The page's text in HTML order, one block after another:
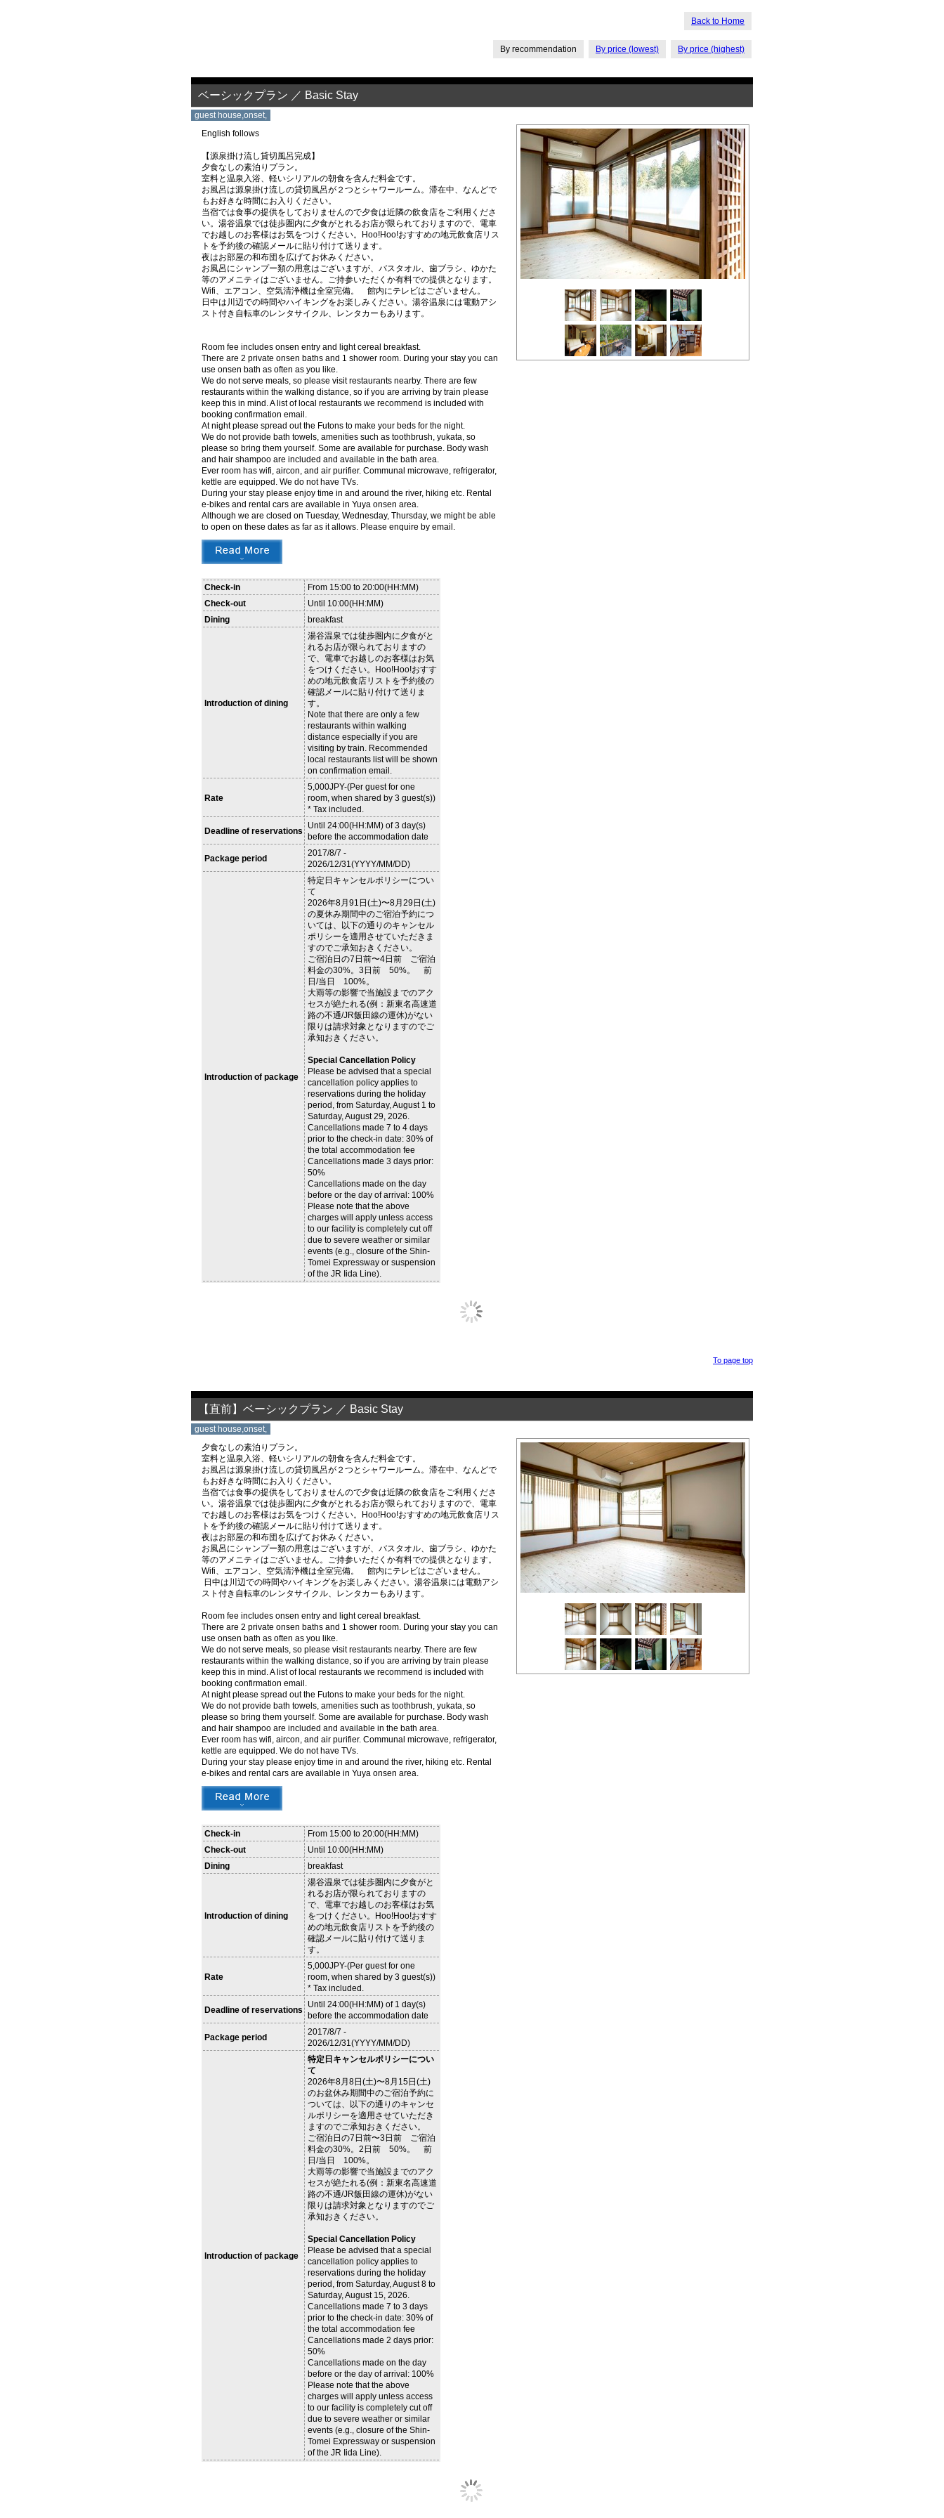
Back to Home
By price (highest)
By price (lowest)
By recommendation
ベーシックプラン ／ Basic Stay
guest house,onset,
English follows
【源泉掛け流し貸切風呂完成】
夕食なしの素泊りプラン。
室料と温泉入浴、軽いシリアルの朝食を含んだ料金です。
お風呂は源泉掛け流しの貸切風呂が２つとシャワールーム。滞在中、なんどで
もお好きな時間にお入りください。
当宿では食事の提供をしておりませんので夕食は近隣の飲食店をご利用くださ
い。湯谷温泉では徒歩圏内に夕食がとれるお店が限られておりますので、電車
でお越しのお客様はお気をつけください。Hoo!Hoo!おすすめの地元飲食店リス
トを予約後の確認メールに貼り付けて送ります。
夜はお部屋の和布団を広げてお休みください。
お風呂にシャンプー類の用意はございますが、バスタオル、歯ブラシ、ゆかた
等のアメニティはございません。ご持参いただくか有料での提供となります。
Wifi、エアコン、空気清浄機は全室完備。 館内にテレビはございません。
日中は川辺での時間やハイキングをお楽しみください。湯谷温泉には電動アシ
スト付き自転車のレンタサイクル、レンタカーもあります。
Room fee includes onsen entry and light cereal breakfast.
There are 2 private onsen baths and 1 shower room. During your stay you can
use onsen bath as often as you like.
We do not serve meals, so please visit restaurants nearby. There are few
restaurants within the walking distance, so if you are arriving by train please
keep this in mind. A list of local restaurants we recommend is included with
booking confirmation email.
At night please spread out the Futons to make your beds for the night.
We do not provide bath towels, amenities such as toothbrush, yukata, so
please so bring them yourself. Some are available for purchase. Body wash
and hair shampoo are included and available in the bath area.
Ever room has wifi, aircon, and air purifier. Communal microwave, refrigerator,
kettle are equipped. We do not have TVs.
During your stay please enjoy time in and around the river, hiking etc. Rental
e-bikes and rental cars are available in Yuya onsen area.
Although we are closed on Tuesday, Wednesday, Thursday, we might be able
to open on these dates as far as it allows. Please enquire by email.
Check-in
From 15:00 to 20:00(HH:MM)
Check-out
Until 10:00(HH:MM)
Dining
breakfast
Introduction of dining
湯谷温泉では徒歩圏内に夕食がと
れるお店が限られておりますの
で、電車でお越しのお客様はお気
をつけください。Hoo!Hoo!おすす
めの地元飲食店リストを予約後の
確認メールに貼り付けて送りま
す。
Note that there are only a few
restaurants within walking
distance especially if you are
visiting by train. Recommended
local restaurants list will be shown
on confirmation email.
Rate
5,000JPY-(Per guest for one
room, when shared by 3 guest(s))
* Tax included.
Deadline of reservations
Until 24:00(HH:MM) of 3 day(s)
before the accommodation date
Package period
2017/8/7 -
2026/12/31(YYYY/MM/DD)
Introduction of package
特定日キャンセルポリシーについ
て
2026年8月91日(土)〜8月29日(土)
の夏休み期間中のご宿泊予約につ
いては、以下の通りのキャンセル
ポリシーを適用させていただきま
すのでご承知おきください。
ご宿泊日の7日前〜4日前 ご宿泊
料金の30%。3日前 50%。 前
日/当日 100%。
大雨等の影響で当施設までのアク
セスが絶たれる(例：新東名高速道
路の不通/JR飯田線の運休)がない
限りは請求対象となりますのでご
承知おきください。
Special Cancellation Policy
Please be advised that a special
cancellation policy applies to
reservations during the holiday
period, from Saturday, August 1 to
Saturday, August 29, 2026.
Cancellations made 7 to 4 days
prior to the check-in date: 30% of
the total accommodation fee
Cancellations made 3 days prior:
50%
Cancellations made on the day
before or the day of arrival: 100%
Please note that the above
charges will apply unless access
to our facility is completely cut off
due to severe weather or similar
events (e.g., closure of the Shin-
Tomei Expressway or suspension
of the JR Iida Line).
To page top
【直前】ベーシックプラン ／ Basic Stay
guest house,onset,
夕食なしの素泊りプラン。
室料と温泉入浴、軽いシリアルの朝食を含んだ料金です。
お風呂は源泉掛け流しの貸切風呂が２つとシャワールーム。滞在中、なんどで
もお好きな時間にお入りください。
当宿では食事の提供をしておりませんので夕食は近隣の飲食店をご利用くださ
い。湯谷温泉では徒歩圏内に夕食がとれるお店が限られておりますので、電車
でお越しのお客様はお気をつけください。Hoo!Hoo!おすすめの地元飲食店リス
トを予約後の確認メールに貼り付けて送ります。
夜はお部屋の和布団を広げてお休みください。
お風呂にシャンプー類の用意はございますが、バスタオル、歯ブラシ、ゆかた
等のアメニティはございません。ご持参いただくか有料での提供となります。
Wifi、エアコン、空気清浄機は全室完備。 館内にテレビはございません。
日中は川辺での時間やハイキングをお楽しみください。湯谷温泉には電動アシ
スト付き自転車のレンタサイクル、レンタカーもあります。
Room fee includes onsen entry and light cereal breakfast.
There are 2 private onsen baths and 1 shower room. During your stay you can
use onsen bath as often as you like.
We do not serve meals, so please visit restaurants nearby. There are few
restaurants within the walking distance, so if you are arriving by train please
keep this in mind. A list of local restaurants we recommend is included with
booking confirmation email.
At night please spread out the Futons to make your beds for the night.
We do not provide bath towels, amenities such as toothbrush, yukata, so
please so bring them yourself. Some are available for purchase. Body wash
and hair shampoo are included and available in the bath area.
Ever room has wifi, aircon, and air purifier. Communal microwave, refrigerator,
kettle are equipped. We do not have TVs.
During your stay please enjoy time in and around the river, hiking etc. Rental
e-bikes and rental cars are available in Yuya onsen area.
Check-in
From 15:00 to 20:00(HH:MM)
Check-out
Until 10:00(HH:MM)
Dining
breakfast
Introduction of dining
湯谷温泉では徒歩圏内に夕食がと
れるお店が限られておりますの
で、電車でお越しのお客様はお気
をつけください。Hoo!Hoo!おすす
めの地元飲食店リストを予約後の
確認メールに貼り付けて送りま
す。
Rate
5,000JPY-(Per guest for one
room, when shared by 3 guest(s))
* Tax included.
Deadline of reservations
Until 24:00(HH:MM) of 1 day(s)
before the accommodation date
Package period
2017/8/7 -
2026/12/31(YYYY/MM/DD)
Introduction of package
特定日キャンセルポリシーについ
て
2026年8月8日(土)〜8月15日(土)
のお盆休み期間中のご宿泊予約に
ついては、以下の通りのキャンセ
ルポリシーを適用させていただき
ますのでご承知おきください。
ご宿泊日の7日前〜3日前 ご宿泊
料金の30%。2日前 50%。 前
日/当日 100%。
大雨等の影響で当施設までのアク
セスが絶たれる(例：新東名高速道
路の不通/JR飯田線の運休)がない
限りは請求対象となりますのでご
承知おきください。
Special Cancellation Policy
Please be advised that a special
cancellation policy applies to
reservations during the holiday
period, from Saturday, August 8 to
Saturday, August 15, 2026.
Cancellations made 7 to 3 days
prior to the check-in date: 30% of
the total accommodation fee
Cancellations made 2 days prior:
50%
Cancellations made on the day
before or the day of arrival: 100%
Please note that the above
charges will apply unless access
to our facility is completely cut off
due to severe weather or similar
events (e.g., closure of the Shin-
Tomei Expressway or suspension
of the JR Iida Line).